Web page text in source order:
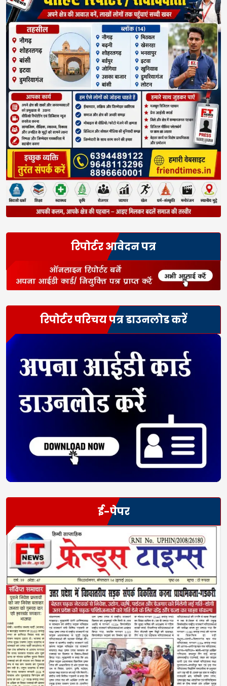
रिपोर्टर आवेदन पत्र
रिपोर्टर परिचय पत्र डाउनलोड करें
ई-पेपर